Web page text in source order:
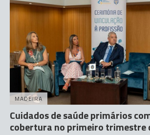
MADEIRA
Cuidados de saúde primários
cobertura no primeiro trimestre